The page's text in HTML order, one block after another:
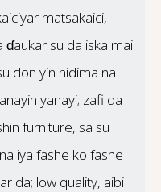
matsakaici,
ɗaukar su da iska mai
don yin hidima na
yanayi; zafi da
furniture, sa su
iya fashe ko fashe
da; low quality, aibi